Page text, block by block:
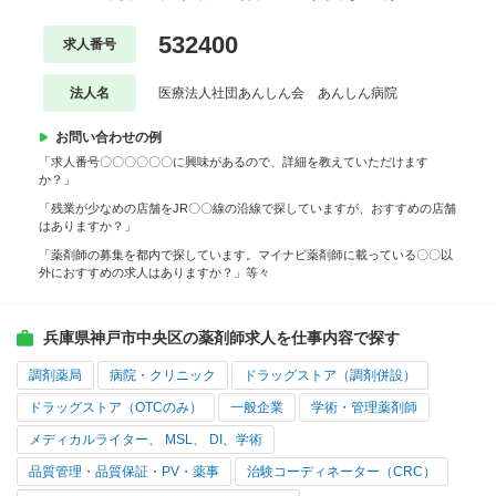
求人番号 532400
法人名 医療法人社団あんしん会 あんしん病院
お問い合わせの例
「求人番号〇〇〇〇〇〇に興味があるので、詳細を教えていただけます
か？」
「残業が少なめの店舗をJR〇〇線の沿線で探していますが、おすすめの店舗
はありますか？」
「薬剤師の募集を都内で探しています。マイナビ薬剤師に載っている〇〇以
外におすすめの求人はありますか？」等々
兵庫県神戸市中央区の薬剤師求人を仕事内容で探す
調剤薬局 病院・クリニック ドラッグストア（調剤併設）
ドラッグストア（OTCのみ） 一般企業 学術・管理薬剤師
メディカルライター、 MSL、 DI、学術
品質管理・品質保証・PV・薬事 治験コーディネーター（CRC）